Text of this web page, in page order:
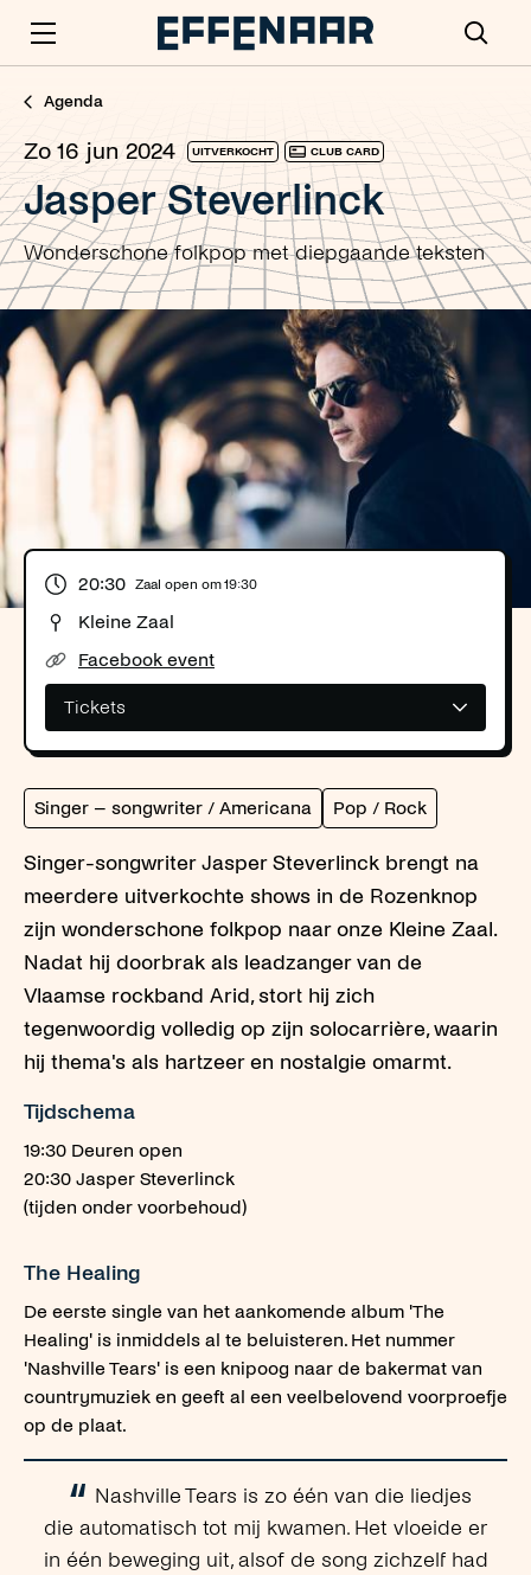
Agenda
zo 16 jun 2024 UITVERKOCHT CLUB CARD
Jasper Steverlinck
Wonderschone folkpop met diepgaande teksten
20:30 Zaal open om19:30
Kleine Zaal
Facebook event
Tickets
Singer – songwriter / Americana Pop / Rock
Singer-songwriter Jasper Steverlinck brengt na
meerdere uitverkochte shows in de Rozenknop
zijn wonderschone folkpop naar onze Kleine Zaal.
Nadat hij doorbrak als leadzanger van de
Vlaamse rockband Arid, stort hij zich
tegenwoordig volledig op zijn solocarrière, waarin
hij thema's als hartzeer en nostalgie omarmt.
Tijdschema
19:30 Deuren open
20:30 Jasper Steverlinck
(tijden onder voorbehoud)
The Healing
De eerste single van het aankomende album 'The
Healing' is inmiddels al te beluisteren. Het nummer
'Nashville Tears' is een knipoog naar de bakermat van
countrymuziek en geeft al een veelbelovend voorproefje
op de plaat.
“ Nashville Tears is zo één van die liedjes
die automatisch tot mij kwamen. Het vloeide er
in één beweging uit, alsof de song zichzelf had